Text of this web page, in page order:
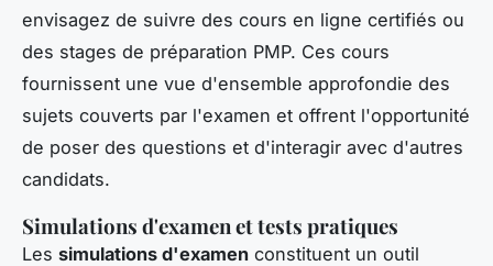
envisagez de suivre des cours en ligne certifiés ou
des stages de préparation PMP. Ces cours
fournissent une vue d'ensemble approfondie des
sujets couverts par l'examen et offrent l'opportunité
de poser des questions et d'interagir avec d'autres
candidats.
Simulations d'examen et tests pratiques
Les simulations d'examen constituent un outil